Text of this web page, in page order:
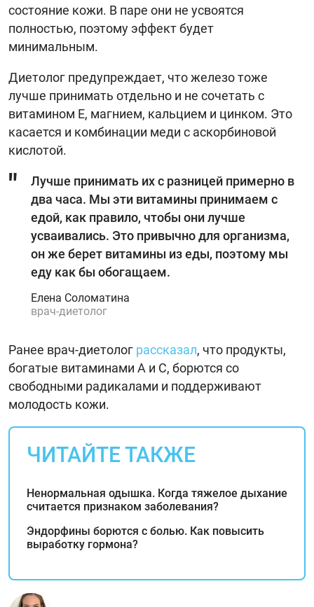
состояние кожи. В паре они не усвоятся
полностью, поэтому эффект будет
минимальным.
Диетолог предупреждает, что железо тоже
лучше принимать отдельно и не сочетать с
витамином Е, магнием, кальцием и цинком. Это
касается и комбинации меди с аскорбиновой
кислотой.
Лучше принимать их с разницей примерно в
два часа. Мы эти витамины принимаем с
едой, как правило, чтобы они лучше
усваивались. Это привычно для организма,
он же берет витамины из еды, поэтому мы
еду как бы обогащаем.
Елена Соломатина
врач-диетолог
Ранее врач-диетолог рассказал, что продукты,
богатые витаминами А и С, борются со
свободными радикалами и поддерживают
молодость кожи.
ЧИТАЙТЕ ТАКЖЕ
Ненормальная одышка. Когда тяжелое дыхание
считается признаком заболевания?
Эндорфины борются с болью. Как повысить
выработку гормона?